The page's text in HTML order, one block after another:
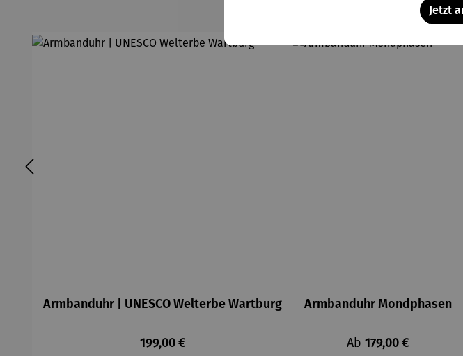
Armbanduhr | UNESCO Welterbe Wartburg
Regulärer Preis:
199,00 €
Armbanduhr Mondphasen
Regulärer Preis:
Ab 179,00 €
Jetzt